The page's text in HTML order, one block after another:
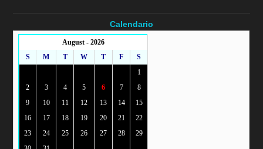
Calendario
August - 2026
S
M T W T F
S
1
2
3 4 5 6 7
8
9
10 11 12 13 14
15
16
17 18 19 20 21
22
23
24 25 26 27 28
29